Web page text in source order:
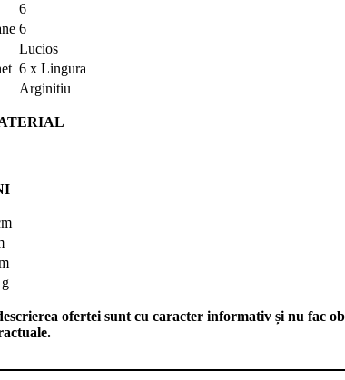
6
6
Lucios
6 x Lingura
Arginitiu
ofertei sunt cu caracter informativ și nu fac